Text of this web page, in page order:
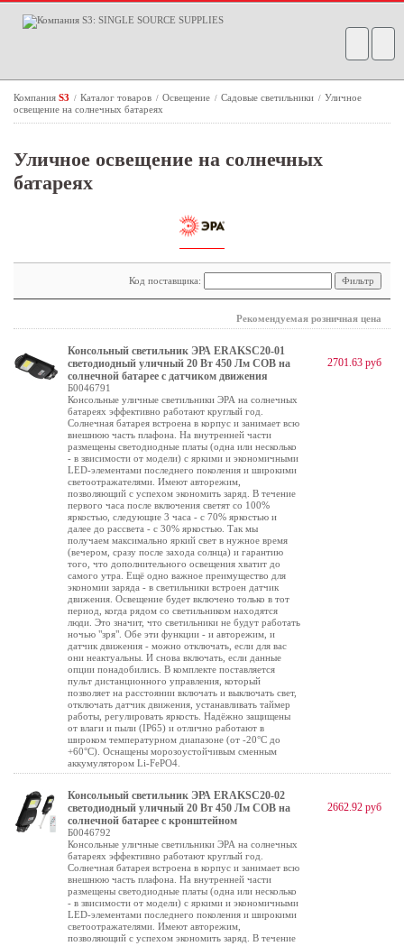
Компания S3 / Каталог товаров / Освещение / Садовые светильники / Уличное
освещение на солнечных батареях
Уличное освещение на солнечных
батареях
Код поставщика:
Рекомендуемая розничная цена
Консольный светильник ЭРА ERAKSC20-01
светодиодный уличный 20 Вт 450 Лм COB на
солнечной батарее с датчиком движения
Б0046791
Консольные уличные светильники ЭРА на солнечных
батареях эффективно работают круглый год.
Солнечная батарея встроена в корпус и занимает всю
внешнюю часть плафона. На внутренней части
размещены светодиодные платы (одна или несколько
- в звисимости от модели) с яркими и экономичными
LED-элементами последнего поколения и широкими
светоотражателями. Имеют авторежим,
позволяющий с успехом экономить заряд. В течение
первого часа после включения светят со 100%
яркостью, следующие 3 часа - с 70% яркостью и
далее до рассвета - с 30% яркостью. Так мы
получаем максимально яркий свет в нужное время
(вечером, сразу после захода солнца) и гарантию
того, что дополнительного освещения хватит до
самого утра. Ещё одно важное преимущество для
экономии заряда - в светильники встроен датчик
движения. Освещение будет включено только в тот
период, когда рядом со светильником находятся
люди. Это значит, что светильники не будут работать
ночью "зря". Обе эти функции - и авторежим, и
датчик движения - можно отключать, если для вас
они неактуальны. И снова включать, если данные
опции понадобились. В комплекте поставляется
пульт дистанционного управления, который
позволяет на расстоянии включать и выключать свет,
отключать датчик движения, устанавливать таймер
работы, регулировать яркость. Надёжно защищены
от влаги и пыли (IP65) и отлично работают в
широком температурном диапазоне (от -20°C до
+60°C). Оснащены морозоустойчивым сменным
аккумулятором Li-FePO4.
2701.63 руб
Консольный светильник ЭРА ERAKSC20-02
светодиодный уличный 20 Вт 450 Лм COB на
солнечной батарее с кронштейном
Б0046792
Консольные уличные светильники ЭРА на солнечных
батареях эффективно работают круглый год.
Солнечная батарея встроена в корпус и занимает всю
внешнюю часть плафона. На внутренней части
размещены светодиодные платы (одна или несколько
- в звисимости от модели) с яркими и экономичными
LED-элементами последнего поколения и широкими
светоотражателями. Имеют авторежим,
позволяющий с успехом экономить заряд. В течение
2662.92 руб